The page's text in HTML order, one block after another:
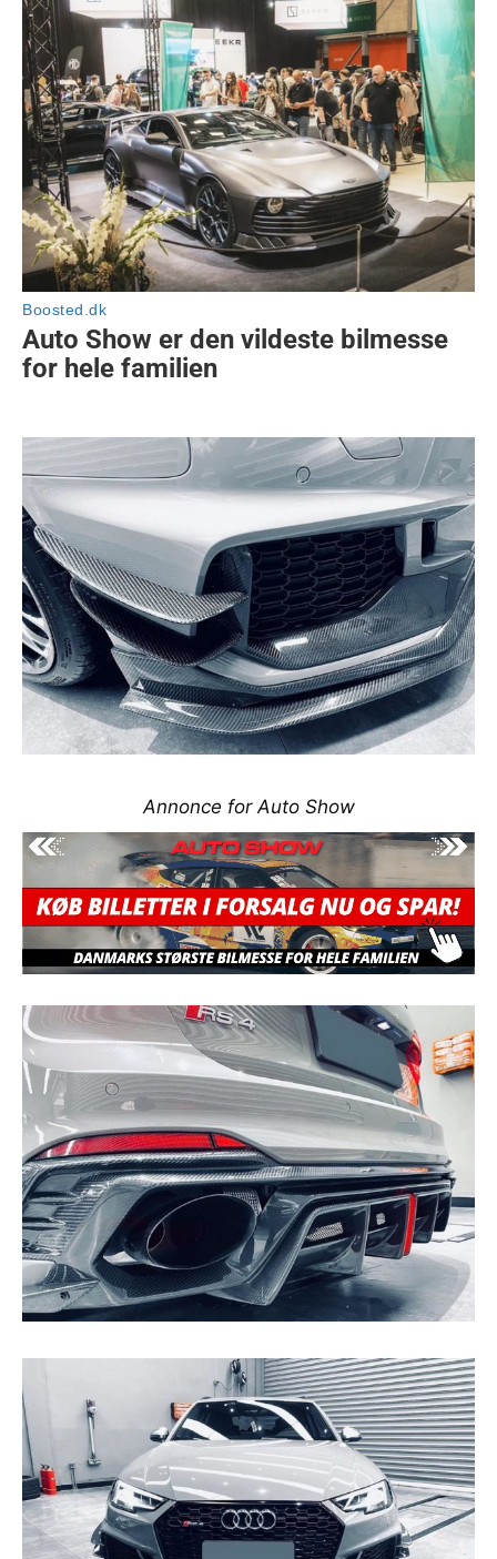
Annonce for Auto Show